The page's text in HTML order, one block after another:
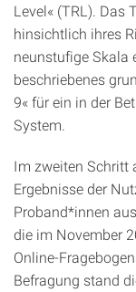
Level« (TRL). Das
hinsichtlich ihres
neunstufige Skala
beschriebenes
9« für ein in der
System.
Im zweiten Schritt
Ergebnisse der
Proband*innen
die im November
Online-
Befragung stand